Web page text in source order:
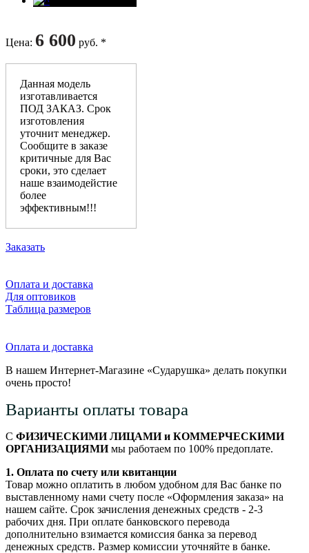
Цена: 6 600 руб. *
Данная модель
изготавливается
ПОД ЗАКАЗ. Срок
изготовления
уточнит менеджер.
Сообщите в заказе
критичные для Вас
сроки, это сделает
наше взаимодейстие
более
эффективным!!!
Заказать
Оплата и доставка
Для оптовиков
Таблица размеров
Оплата и доставка
В нашем Интернет-Магазине «Сударушка» делать покупки
очень просто!
Варианты оплаты товара
С ФИЗИЧЕСКИМИ ЛИЦАМИ и КОММЕРЧЕСКИМИ
ОРГАНИЗАЦИЯМИмы работаем по 100% предоплате.
1. Оплата по счету или квитанции
Товар можно оплатить в любом удобном для Вас банке по
выставленному нами счету после «Оформления заказа» на
нашем сайте. Срок зачисления денежных средств - 2-3
рабочих дня. При оплате банковского перевода
дополнительно взимается комиссия банка за перевод
денежных средств. Размер комиссии уточняйте в банке.